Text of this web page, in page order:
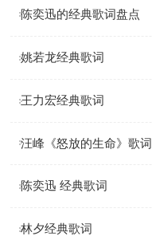
陈奕迅的经典歌词盘点
姚若龙经典歌词
王力宏经典歌词
汪峰《怒放的生命》歌词
陈奕迅 经典歌词
林夕经典歌词